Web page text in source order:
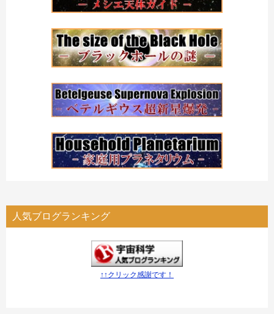
人気ブログランキング
↑↑クリック感謝です！